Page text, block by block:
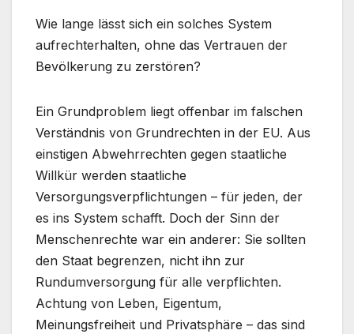
Wie lange lässt sich ein solches System
aufrechterhalten, ohne das Vertrauen der
Bevölkerung zu zerstören?
Ein Grundproblem liegt offenbar im falschen
Verständnis von Grundrechten in der EU. Aus
einstigen Abwehrrechten gegen staatliche
Willkür werden staatliche
Versorgungsverpflichtungen – für jeden, der
es ins System schafft. Doch der Sinn der
Menschenrechte war ein anderer: Sie sollten
den Staat begrenzen, nicht ihn zur
Rundumversorgung für alle verpflichten.
Achtung von Leben, Eigentum,
Meinungsfreiheit und Privatsphäre – das sind